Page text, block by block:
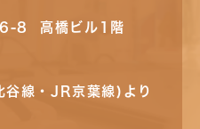
8 高橋ビル1階
谷線・JR京葉線)より